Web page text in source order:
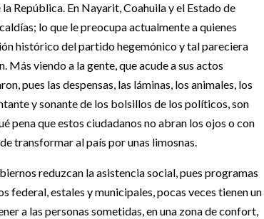
República. En Nayarit, Coahuila y el Estado de
lo que le preocupa actualmente a quienes
histórico del partido hegemónico y tal pareciera
Más viendo a la gente, que acude a sus actos
pues las despensas, las láminas, los animales, los
y sonante de los bolsillos de los políticos, son
pena que estos ciudadanos no abran los ojos o con
transformar al país por unas limosnas.
reduzcan la asistencia social, pues programas
federal, estales y municipales, pocas veces tienen un
a las personas sometidas, en una zona de confort,